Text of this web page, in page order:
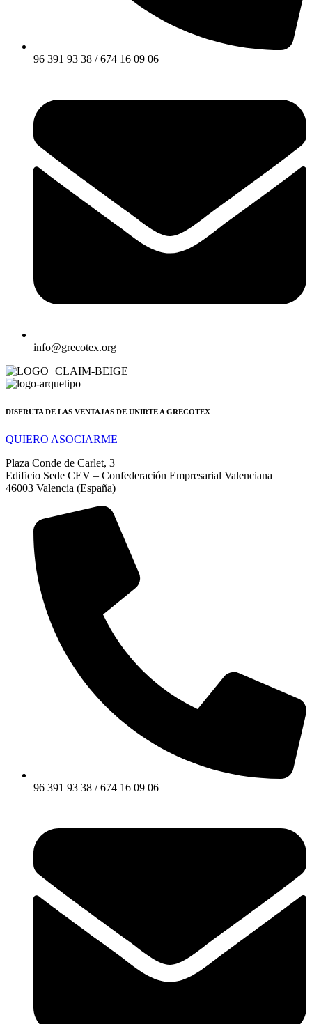
96 391 93 38 / 674 16 09 06
info@grecotex.org
DISFRUTA DE LAS VENTAJAS DE UNIRTE A GRECOTEX
QUIERO ASOCIARME
Plaza Conde de Carlet, 3
Edificio Sede CEV – Confederación Empresarial Valenciana
46003 Valencia (España)
96 391 93 38 / 674 16 09 06